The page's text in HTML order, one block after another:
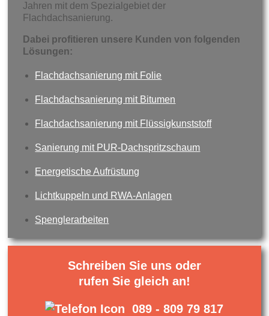
Jahren mit dem Spezialgebiet der
Flachdachsanierung.
Dabei profitieren unsere Kunden von folgenden
Lösungen:
Flachdachsanierung mit Folie
Flachdachsanierung mit Bitumen
Flachdachsanierung mit Flüssigkunststoff
Sanierung mit PUR-Dachspritzschaum
Energetische Aufrüstung
Lichtkuppeln und RWA-Anlagen
Spenglerarbeiten
Schreiben Sie uns oder
rufen Sie gleich an!
089 - 809 79 817